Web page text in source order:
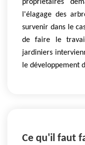
propriétaires
l'élagage des
survenir dans le
de faire le
jardiniers
le développement
Ce qu'il faut